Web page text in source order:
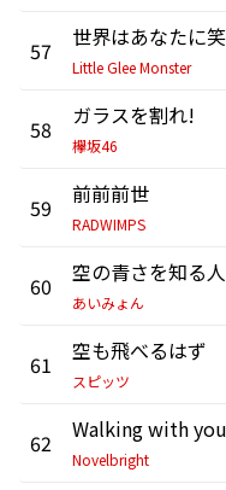
57
Little Glee Monster
58 ガラスを割れ!
欅坂46
59 前前前世
RADWIMPS
60 空の青さを知る
あいみょん
61 空も飛べるはず
スピッツ
62 Walking with you
Novelbright